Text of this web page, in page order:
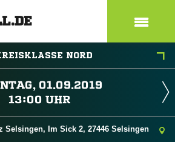
NORD

 
Selsingen, Im Sick 2, 27446 Selsingen